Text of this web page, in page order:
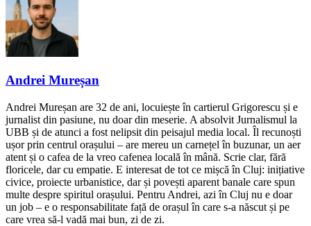
Andrei Mureșan
Andrei Mureșan are 32 de ani, locuiește în cartierul Grigorescu și e
jurnalist din pasiune, nu doar din meserie. A absolvit Jurnalismul la
UBB și de atunci a fost nelipsit din peisajul media local. Îl recunoști
ușor prin centrul orașului – are mereu un carnețel în buzunar, un aer
atent și o cafea de la vreo cafenea locală în mână. Scrie clar, fără
floricele, dar cu empatie. E interesat de tot ce mișcă în Cluj: inițiative
civice, proiecte urbanistice, dar și povești aparent banale care spun
multe despre spiritul orașului. Pentru Andrei, azi în Cluj nu e doar
un job – e o responsabilitate față de orașul în care s-a născut și pe
care vrea să-l vadă mai bun, zi de zi.